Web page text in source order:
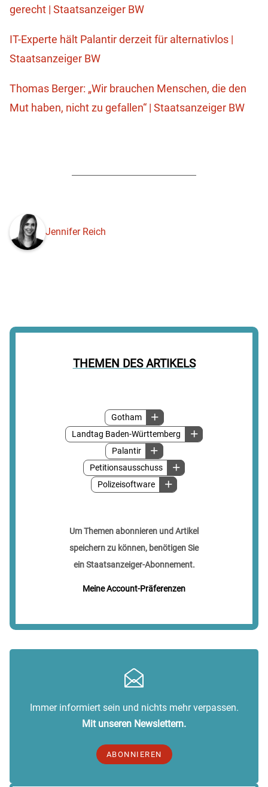
THEMEN DES ARTIKELS
Gotham
Landtag Baden-Württemberg
Palantir
Petitionsausschuss
Polizeisoftware
Um Themen abonnieren und Artikel
speichern zu können, benötigen Sie
ein Staatsanzeiger-Abonnement.
Meine Account-Präferenzen
gerecht | Staatsanzeiger BW
IT-Experte hält Palantir derzeit für alternativlos |
Staatsanzeiger BW
Thomas Berger: „Wir brauchen Menschen, die den
Mut haben, nicht zu gefallen“ | Staatsanzeiger BW
Jennifer Reich
Immer informiert sein und nichts mehr verpassen.
Mit unseren Newslettern.
ABONNIEREN